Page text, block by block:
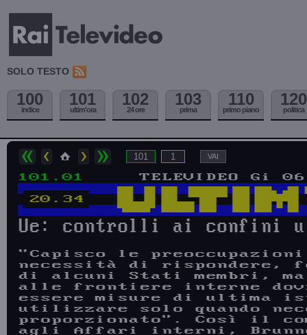
SOLO TESTO
100
indice
101
ultim'ora
102
24 ore
103
prima
110
primo piano
120
politica